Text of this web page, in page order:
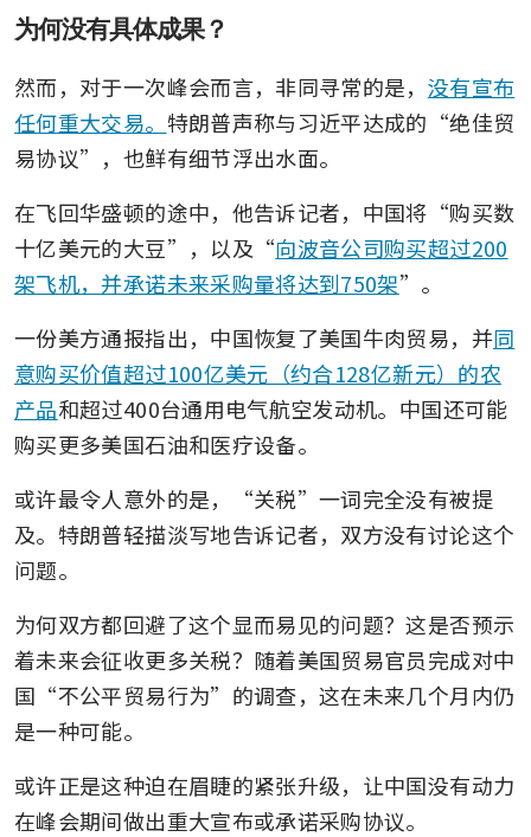
为何没有具体成果？
然而，对于一次峰会而言，非同寻常的是， 没有宣布
任何重大交易。 特朗普声称与习近平达成的“绝佳贸
易协议”，也鲜有细节浮出水面。
在飞回华盛顿的途中，他告诉记者，中国将“购买数
十亿美元的大豆”，以及“向波音公司购买超过200
架飞机，并承诺未来采购量将达到750架”。
一份美方通报指出，中国恢复了美国牛肉贸易，并同
意购买价值超过100亿美元（约合128亿新元）的农
产品和超过400台通用电气航空发动机。中国还可能
购买更多美国石油和医疗设备。
或许最令人意外的是，“关税”一词完全没有被提
及。特朗普轻描淡写地告诉记者，双方没有讨论这个
问题。
为何双方都回避了这个显而易见的问题？这是否预示
着未来会征收更多关税？随着美国贸易官员完成对中
国“不公平贸易行为”的调查，这在未来几个月内仍
是一种可能。
或许正是这种迫在眉睫的紧张升级，让中国没有动力
在峰会期间做出重大宣布或承诺采购协议。